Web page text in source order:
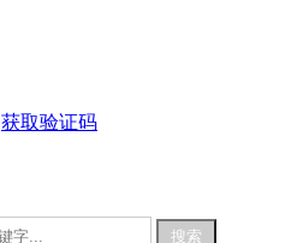
获取验证码